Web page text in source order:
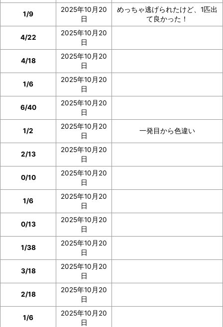
1/9
2025年10月20
日
めっちゃ逃げられたけど、1匹出
て良かった！
4/22
2025年10月20
日
4/18
2025年10月20
日
1/6
2025年10月20
日
6/40
2025年10月20
日
1/2
2025年10月20
日
一発目から色違い
2/13
2025年10月20
日
0/10
2025年10月20
日
1/6
2025年10月20
日
0/13
2025年10月20
日
1/38
2025年10月20
日
3/18
2025年10月20
日
2/18
2025年10月20
日
1/6
2025年10月20
日